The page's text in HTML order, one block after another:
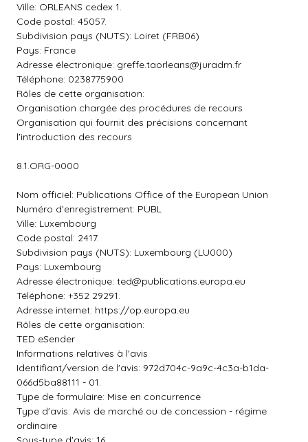
Ville: ORLEANS cedex 1.
Code postal: 45057.
Subdivision pays (NUTS): Loiret (FRB06)
Pays: France
Adresse électronique: greffe.taorleans@juradm.fr
Téléphone: 0238775900
Rôles de cette organisation:
Organisation chargée des procédures de recours
Organisation qui fournit des précisions concernant
l'introduction des recours
8.1.ORG-0000
Nom officiel: Publications Office of the European Union
Numéro d'enregistrement: PUBL
Ville: Luxembourg
Code postal: 2417.
Subdivision pays (NUTS): Luxembourg (LU000)
Pays: Luxembourg
Adresse électronique: ted@publications.europa.eu
Téléphone: +352 29291.
Adresse internet: https://op.europa.eu
Rôles de cette organisation:
TED eSender
Informations relatives à l'avis
Identifiant/version de l'avis: 972d704c-9a9c-4c3a-b1da-
066d5ba88111 - 01.
Type de formulaire: Mise en concurrence
Type d'avis: Avis de marché ou de concession - régime
ordinaire